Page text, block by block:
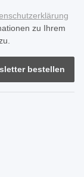
zu Ihrem
bestellen